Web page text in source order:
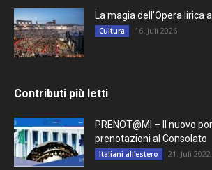
La magia dell’Opera lirica
Cultura 16. Juli 2026
Contributi più letti
PRENOT@MI – Il nuovo
prenotazioni al Consolato
Italiani all'estero 21. Juli 2022